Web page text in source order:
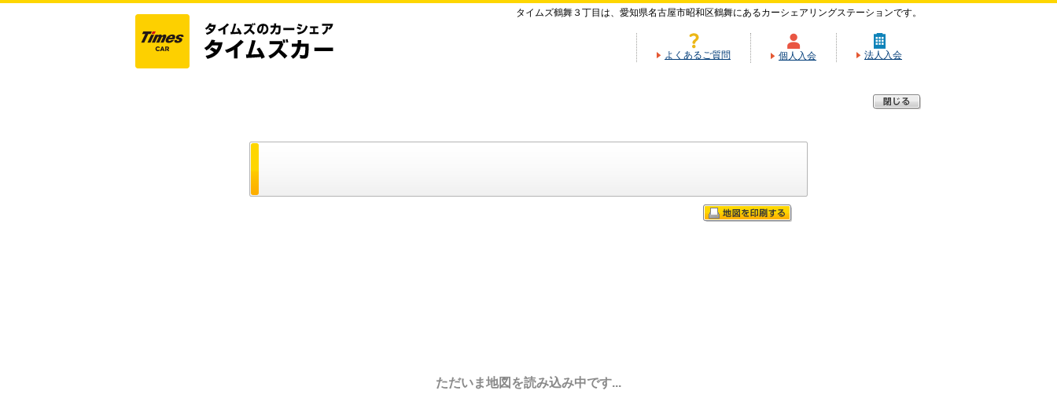
タイムズ鶴舞３丁目は、愛知県名古屋市昭和区鶴舞にあるカーシェアリングステーションです。
よくあるご質問 個人入会 法人入会
ただいま地図を読み込み中です...